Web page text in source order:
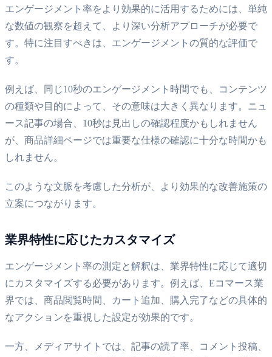
エンゲージメント率をより効果的に活用するためには、単純
な数値の観察を超えて、より深い分析アプローチが必要で
す。特に注目すべきは、エンゲージメントの質的な評価で
す。
例えば、同じ10秒のエンゲージメント時間でも、コンテンツ
の種類や目的によって、その意味は大きく異なります。ニュ
ース記事の場合、10秒は見出しの確認程度かもしれません
が、商品詳細ページでは重要な仕様の確認に十分な時間かも
しれません。
このような文脈を考慮した分析が、より効果的な改善施策の
立案につながります。
業界特性に応じたカスタマイズ
エンゲージメント率の測定と解釈は、業界特性に応じて適切
にカスタマイズする必要があります。例えば、Eコマース業
界では、商品閲覧時間、カート追加、購入完了などの具体的
なアクションを重視した設定が効果的です。
一方、メディアサイトでは、記事の読了率、コメント投稿、